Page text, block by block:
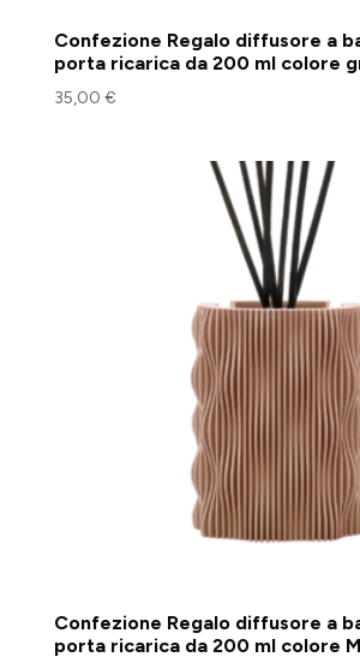
Confezione Regalo diffusore a
porta ricarica da 200 ml colore
35,00 €
Confezione Regalo diffusore a
porta ricarica da 200 ml colore